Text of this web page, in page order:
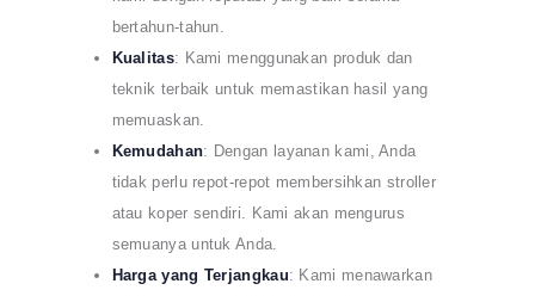
bertahun-tahun.
Kualitas: Kami menggunakan produk dan
teknik terbaik untuk memastikan hasil yang
memuaskan.
Kemudahan: Dengan layanan kami, Anda
tidak perlu repot-repot membersihkan stroller
atau koper sendiri. Kami akan mengurus
semuanya untuk Anda.
Harga yang Terjangkau: Kami menawarkan